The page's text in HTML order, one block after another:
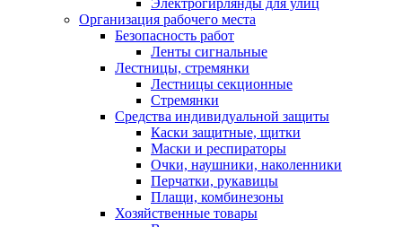
Электрогирлянды для улиц
Организация рабочего места
Безопасность работ
Ленты сигнальные
Лестницы, стремянки
Лестницы секционные
Стремянки
Средства индивидуальной защиты
Каски защитные, щитки
Маски и респираторы
Очки, наушники, наколенники
Перчатки, рукавицы
Плащи, комбинезоны
Хозяйственные товары